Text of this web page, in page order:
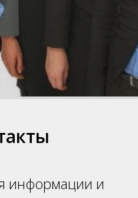
информации и